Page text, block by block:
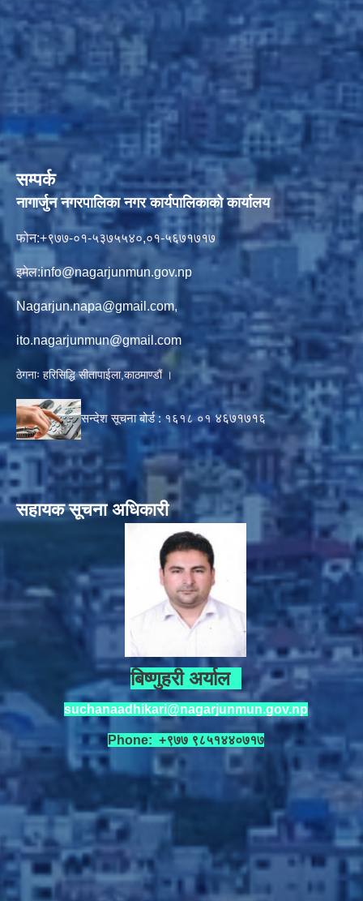
सम्पर्क
नागार्जुन नगरपालिका नगर कार्यपालिकाको कार्यालय
फोन:+९७७-०१-५३७५५४०,०१-५६७१७१७
इमेल:info@nagarjunmun.gov.np
Nagarjun.napa@gmail.com,
ito.nagarjunmun@gmail.com
ठेगनाः हरिसिद्धि सीतापाईला,काठमाण्डौं ।
सन्देश सूचना बोर्ड : १६१८ ०१४६७१७१६
सहायक सूचना अधिकारी
बिष्णुहरी अर्याल
suchanaadhikari@nagarjunmun.gov.np
Phone: +९७७ ९८५१४४०७१७